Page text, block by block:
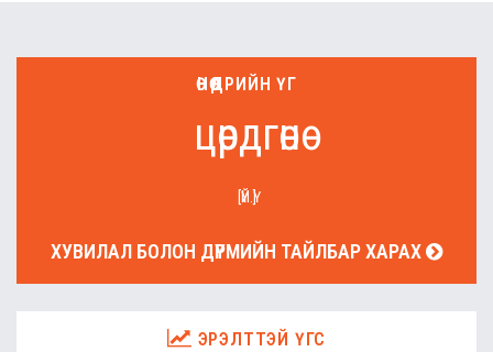
ӨНӨӨДРИЙН ҮГ
цөрдгөнө
[ҮЙ.Ү]
ХУВИЛАЛ БОЛОН ДҮРМИЙН ТАЙЛБАР ХАРАХ
ЭРЭЛТТЭЙ ҮГС